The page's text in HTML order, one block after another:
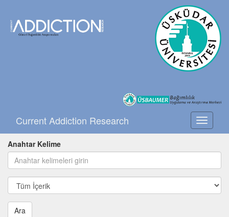
Toggle
Current Addiction Research
Anahtar Kelime
Ara